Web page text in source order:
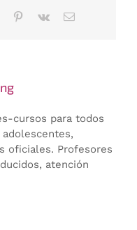
Tumblr Pinterest
Vk Email:
cursos para todos
oficiales. Profesores
atención